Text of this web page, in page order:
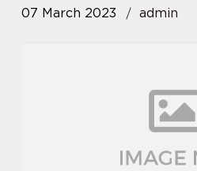
07 March 2023 admin